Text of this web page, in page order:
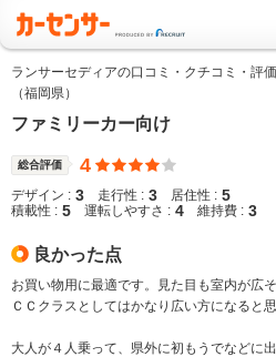
ランサーセディアの口コミ・クチコミ・評
（福岡県）
ファミリーカー向け
総合評価 4
デザイン : 3 走行性 : 3 居住性 : 5
積載性 : 5 運転しやすさ : 4 維持費 : 3
良かった点
お買い物用に最適です。見た目も室内が広
ＣＣクラスとしてはかなり広い方になると思
大人が４人乗って、県外に初もうでなどに